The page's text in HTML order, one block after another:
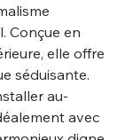
Conçue en
elle offre
séduisante.
au-
avec